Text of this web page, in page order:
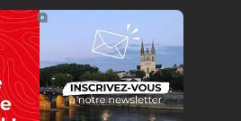
https://radio-g.fr?19572
⧉